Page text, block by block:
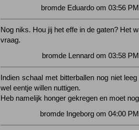
bromde Eduardo om 03:56
Nog niks. Hou jij het effe in de gaten? Het
vraag.
bromde Lennard om 03:58
Indien schaal met bitterballen nog niet
wel eentje willen nuttigen.
Heb namelijk honger gekregen en moet
bromde Ingeborg om 04:00